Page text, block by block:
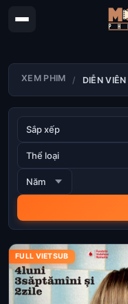
XEM PHIM DIỄN
FULL VIETSUB